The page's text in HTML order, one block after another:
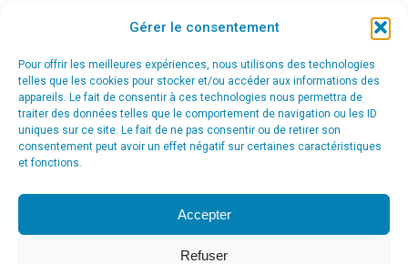
Gérer le consentement
Pour offrir les meilleures expériences, nous utilisons des technologies
telles que les cookies pour stocker et/ou accéder aux informations des
appareils. Le fait de consentir à ces technologies nous permettra de
traiter des données telles que le comportement de navigation ou les ID
uniques sur ce site. Le fait de ne pas consentir ou de retirer son
consentement peut avoir un effet négatif sur certaines caractéristiques
et fonctions.
Accepter
Refuser